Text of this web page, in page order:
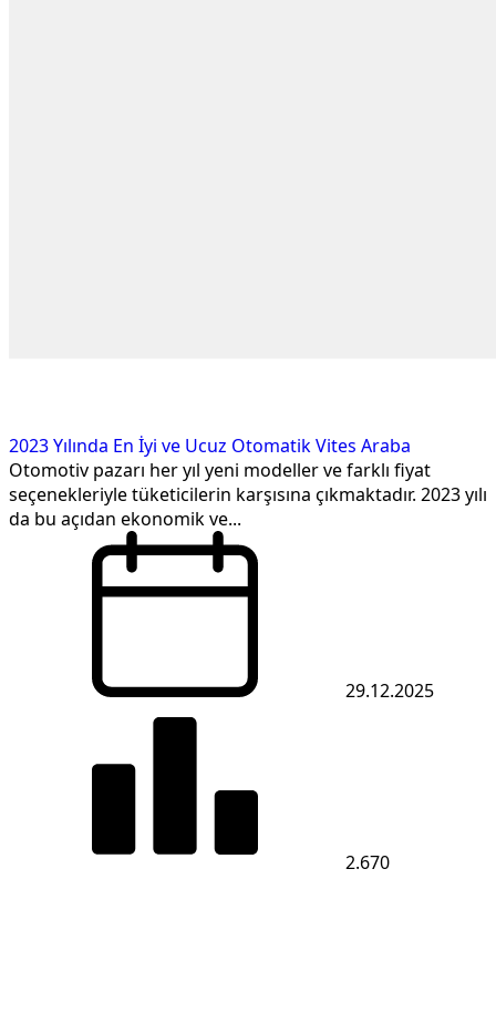
2023 Yılında En İyi ve Ucuz Otomatik Vites Araba
Otomotiv pazarı her yıl yeni modeller ve farklı fiyat
seçenekleriyle tüketicilerin karşısına çıkmaktadır. 2023 yılı
da bu açıdan ekonomik ve...
29.12.2025
2.670